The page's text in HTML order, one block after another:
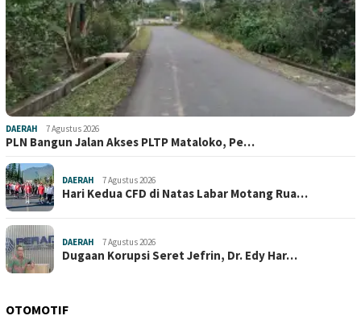
DAERAH 7 Agustus 2026
PLN Bangun Jalan Akses PLTP Mataloko, Pe…
DAERAH 7 Agustus 2026
Hari Kedua CFD di Natas Labar Motang Rua…
DAERAH 7 Agustus 2026
Dugaan Korupsi Seret Jefrin, Dr. Edy Har…
OTOMOTIF